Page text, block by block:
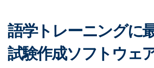
語学トレーニングに
試験作成ソフトウェ